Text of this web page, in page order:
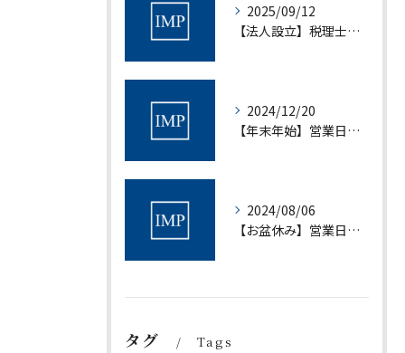
2025/09/12
【法人設立】税理士法人アイムパートナーズ設立について｜税理士法人アイムパートナーズ
2024/12/20
【年末年始】営業日について｜村上会計事務所
2024/08/06
【お盆休み】営業日について｜村上会計事務所
タグ Tags